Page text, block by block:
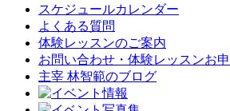
スケジュールカレンダー
よくある質問
体験レッスンのご案内
お問い合わせ・体験レッスンお
主宰 林智範のブログ